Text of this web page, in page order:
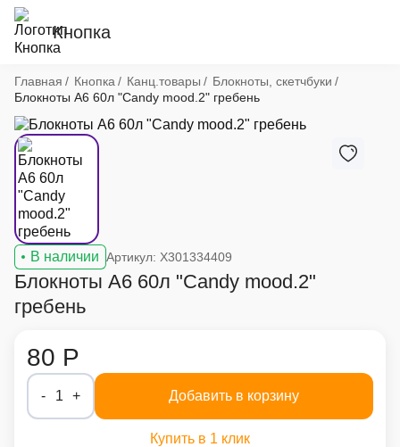
Кнопка
Хлебные крошки
Главная Кнопка Канц.товары
Блокноты, скетчбуки
Блокноты А6 60л "Candy mood.2" гребень
В наличии Артикул: X301334409
Блокноты А6 60л "Candy mood.2"
гребень
80 Р
- 1 + Добавить в корзину
Купить в 1 клик